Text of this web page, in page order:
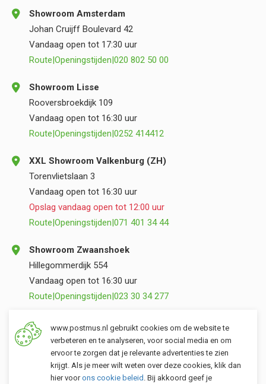
Showroom Amsterdam
Johan Cruijff Boulevard 42
Vandaag open tot 17:30 uur
Route|Openingstijden|020 802 50 00
Showroom Lisse
Rooversbroekdijk 109
Vandaag open tot 16:30 uur
Route|Openingstijden|0252 414412
XXL Showroom Valkenburg (ZH)
Torenvlietslaan 3
Vandaag open tot 16:30 uur
Opslag vandaag open tot 12:00 uur
Route|Openingstijden|071 401 34 44
Showroom Zwaanshoek
Hillegommerdijk 554
Vandaag open tot 16:30 uur
Route|Openingstijden|023 30 34 277
Opslag Valkenburg (ZH)
Torenvlietslaan 3
Vandaag open tot 12:00 uur
Route|Openingstijden |071 401 34 44
www.postmus.nl gebruikt cookies om de website te
verbeteren en te analyseren, voor social media en om
ervoor te zorgen dat je relevante advertenties te zien
krijgt. Als je meer wilt weten over deze cookies, klik dan
hier voorons cookie beleid . Bij akkoord geef je